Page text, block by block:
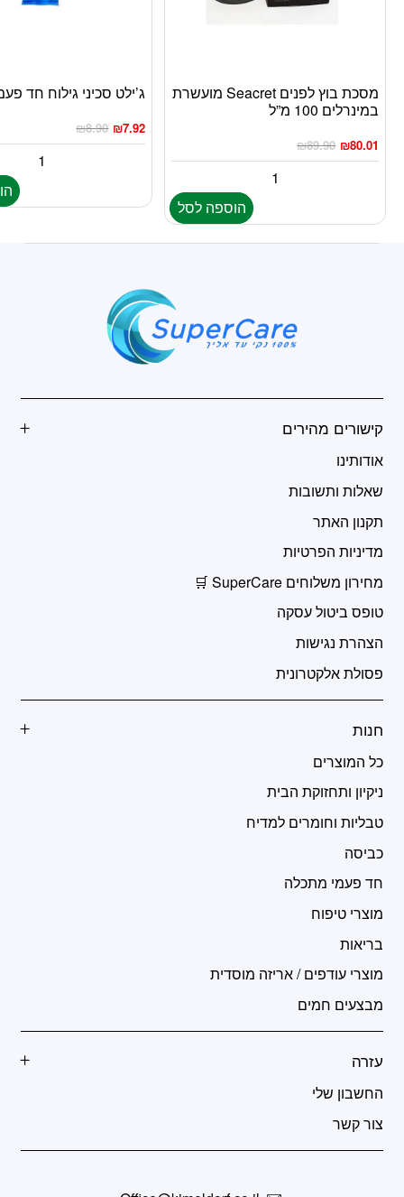
מסכת בוץ לפנים Seacret מועשרת
במינרלים 100 מ”ל
₪89.90 ₪80.01
הוספה לסל
ג’ילט סכיני גילוח חד פעמי
₪8.90 ₪7.92
קישורים מהירים
אודותינו
שאלות ותשובות
תקנון האתר
מדיניות הפרטיות
מחירון משלוחים SuperCare 🛒
טופס ביטול עסקה
הצהרת נגישות
פסולת אלקטרונית
חנות
כל המוצרים
ניקיון ותחזוקת הבית
טבליות וחומרים למדיח
כביסה
חד פעמי מתכלה
מוצרי טיפוח
בריאות
מוצרי עודפים / אריזה מוסדית
מבצעים חמים
עזרה
החשבון שלי
צור קשר